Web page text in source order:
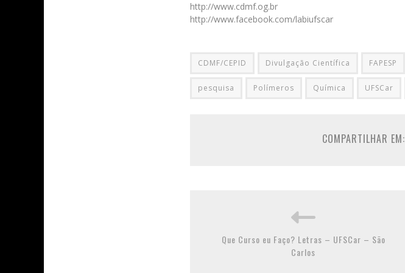
http://www.cdmf.og.br
http://www.facebook.com/labiufscar
CDMF/CEPID Divulgação Científica FAPESP
pesquisa Polímeros Química UFSCar
COMPARTILHAR EM:
Que Curso eu Faço? Letras – UFSCar – São
Carlos